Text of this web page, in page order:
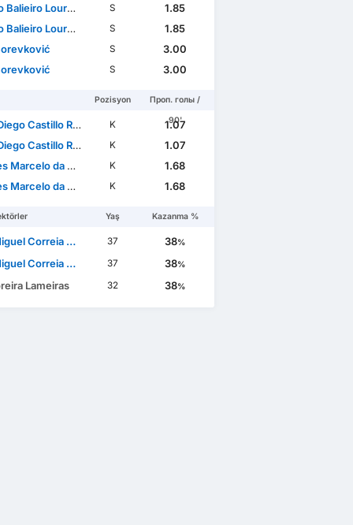
Lourenço de Carvalho
S
1.85
Lourenço de Carvalho
S
1.85
S
3.00
S 3.00
Pozisyon
Проп. голы /
90'
Castillo Reyes K
1.07
Castillo Reyes
K
1.07
da Silva
K
1.68
da Silva
K 1.68
Yaş Kazanma %
Correia Pinto 37 38%
Correia Pinto 37 38%
Lameiras 32 38%